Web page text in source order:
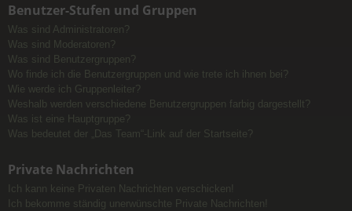
Benutzer-Stufen und Gruppen
Was sind Administratoren?
Was sind Moderatoren?
Was sind Benutzergruppen?
Wo finde ich die Benutzergruppen und wie trete ich ihnen bei?
Wie werde ich Gruppenleiter?
Weshalb werden verschiedene Benutzergruppen farbig dargestellt?
Was ist eine Hauptgruppe?
Was bedeutet der „Das Team“-Link auf der Startseite?
Private Nachrichten
Ich kann keine Privaten Nachrichten verschicken!
Ich bekomme ständig unerwünschte Private Nachrichten!